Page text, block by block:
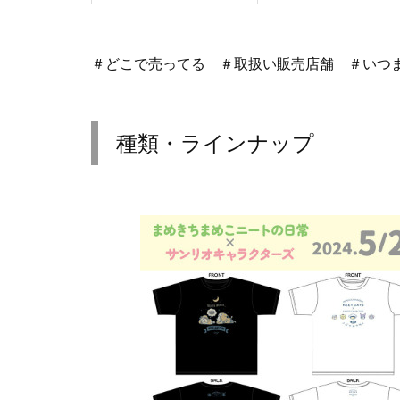
＃どこで売ってる ＃取扱い販売店舗 ＃いつ
種類・ラインナップ